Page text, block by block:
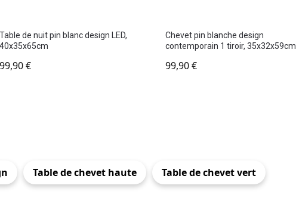
Table de nuit pin blanc design LED,
40x35x65cm
99,90€
Chevet pin blanche design
contemporain 1 tiroir, 35x32x59cm
99,90€
Table de chevet haute Table de chevet vert